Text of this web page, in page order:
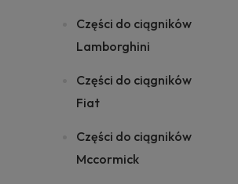
Części do ciągników
Lamborghini
Części do ciągników
Fiat
Części do ciągników
Mccormick